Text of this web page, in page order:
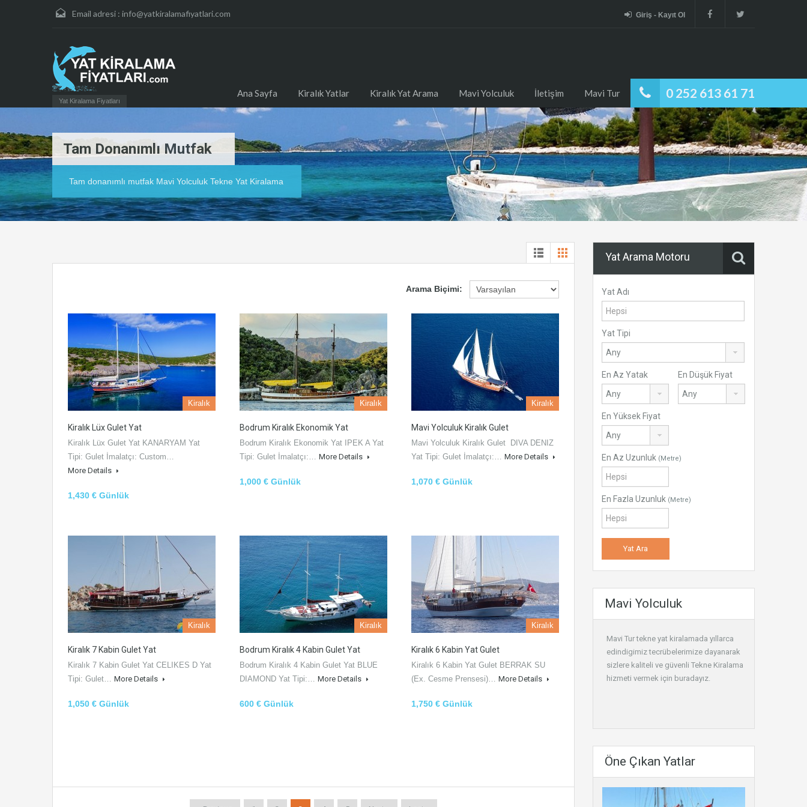
Email adresi : info@yatkiralamafiyatlari.com Giriş - Kayıt Ol
Yat Kiralama Fiyatları
0 252 613 61 71
Ana Sayfa Kiralık Yatlar Kiralık Yat Arama Mavi Yolculuk İletişim Mavi Tur
Tam Donanımlı Mutfak
Tam donanımlı mutfak Mavi Yolculuk Tekne Yat Kiralama
Arama Biçimi:
Kiralık
Kiralık Lüx Gulet Yat
Kiralık Lüx Gulet Yat KANARYAM Yat
Tipi: Gulet İmalatçı: Custom…
More Details
1,430 € Günlük
Kiralık
Bodrum Kiralık Ekonomik Yat
Bodrum Kiralık Ekonomik Yat IPEK A Yat
Tipi: Gulet İmalatçı:… More Details
1,000 € Günlük
Kiralık
Mavi Yolculuk Kiralık Gulet
Mavi Yolculuk Kiralık Gulet DIVA DENIZ
Yat Tipi: Gulet İmalatçı:… More Details
1,070 € Günlük
Kiralık
Kiralık 7 Kabin Gulet Yat
Kiralık 7 Kabin Gulet Yat CELIKES D Yat
Tipi: Gulet… More Details
1,050 € Günlük
Kiralık
Bodrum Kiralık 4 Kabin Gulet Yat
Bodrum Kiralık 4 Kabin Gulet Yat BLUE
DIAMOND Yat Tipi:… More Details
600 € Günlük
Kiralık
Kiralık 6 Kabin Yat Gulet
Kiralık 6 Kabin Yat Gulet BERRAK SU
(Ex. Cesme Prensesi)… More Details
1,750 € Günlük
Yat Arama Motoru
Yat Adı
Yat Tipi
En Az Yatak En Düşük Fiyat
En Yüksek Fiyat
En Az Uzunluk (Metre)
En Fazla Uzunluk (Metre)
Mavi Yolculuk
Mavi Tur tekne yat kiralamada yıllarca
edindigimiz tecrübelerimize dayanarak
sizlere kaliteli ve güvenli Tekne Kiralama
hizmeti vermek için buradayız.
Öne Çıkan Yatlar